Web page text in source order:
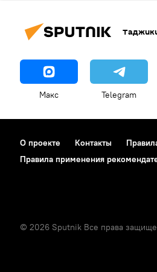
Макс Telegram
О проекте Контакты
Правила применения
© 2026 Sputnik Все права